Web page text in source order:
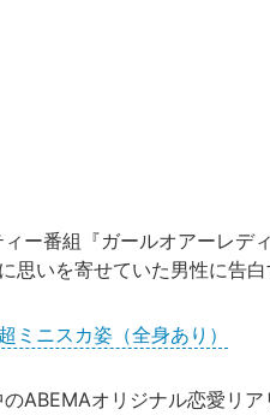
ー番組『ガールオアーレデ
いを寄せていた男性に告白
ミニスカ姿（全身あり）
ABEMAオリジナル恋愛リ